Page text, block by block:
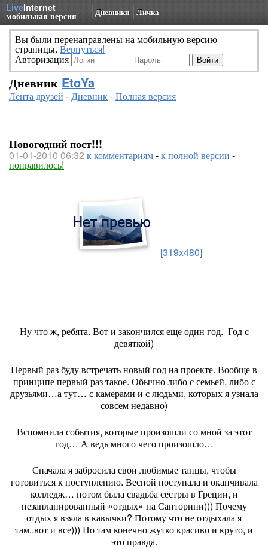
LiveInternet
мобильная версия Дневники Личка
Вы были перенаправлены на мобильную версию
страницы. Вернуться!
Авторизация
Дневник EtoYa
Лента друзей -Дневник-Полная версия
Новогодний пост!!!
01-01-2010 06:32 к комментариям-к полной версии -
понравилось!
[319x480]
Ну что ж, ребята. Вот и закончился еще один год. Год с
девяткой)
Первый раз буду встречать новый год на проекте. Вообще в
принципе первый раз такое. Обычно либо с семьей, либо с
друзьями…а тут… с камерами и с людьми, которых я узнала
совсем недавно)
Вспомнила события, которые произошли со мной за этот
год… А ведь много чего произошло…
Сначала я забросила свои любимые танцы, чтобы
готовиться к поступлению. Весной поступала и оканчивала
колледж… потом была свадьба сестры в Греции, и
незапланированный «отдых» на Санторини))) Почему
отдых я взяла в кавычки? Потому что не отдыхала я
там..вот и все))) Но там конечно жутко красиво и круто, и
это правда.